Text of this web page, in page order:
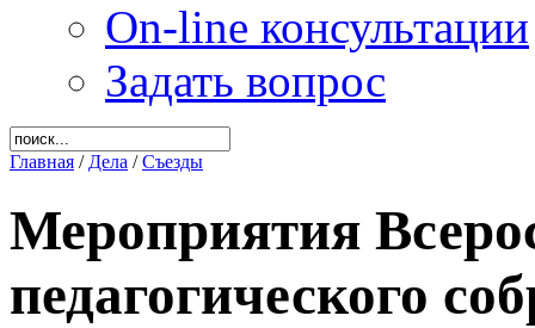
On-line консультации
Задать вопрос
Главная / Дела /Съезды
Мероприятия
педагогического